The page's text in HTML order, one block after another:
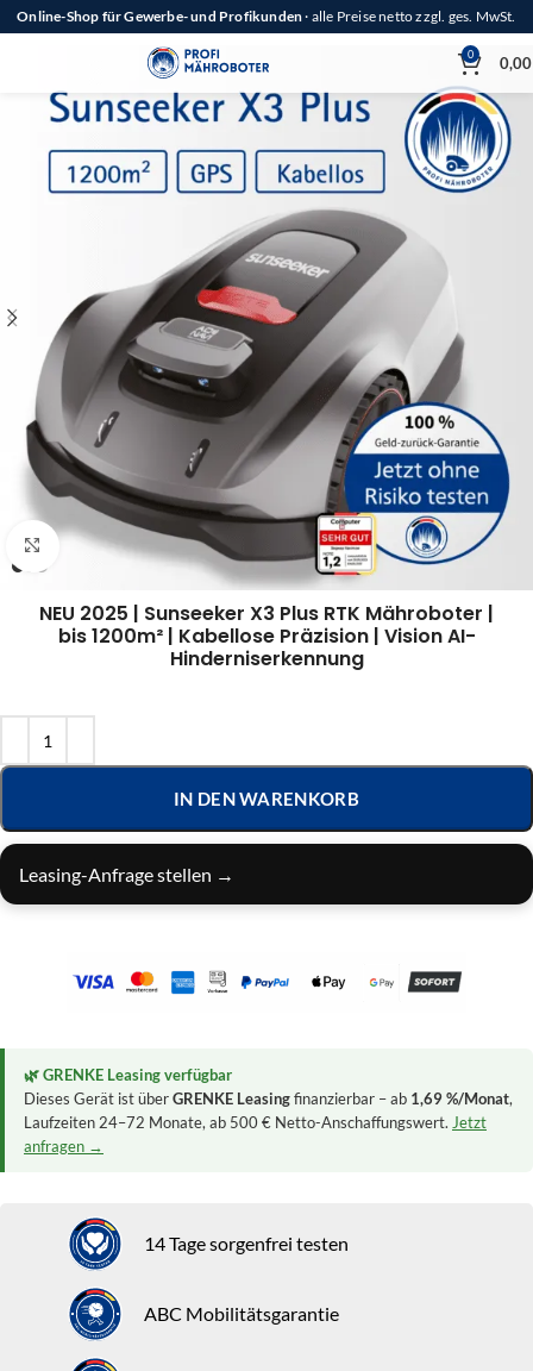
Online-Shop für Gewerbe- und Profikunden· alle Preise netto zzgl. ges. MwSt.
0
Klick zum Vergrößern
NEU 2025 | Sunseeker X3 Plus RTK Mähroboter |
bis 1200m² | Kabellose Präzision | Vision AI-
Hinderniserkennung
IN DEN WARENKORB
Leasing-Anfrage stellen →
🌿 GRENKE Leasing verfügbar
Dieses Gerät ist überGRENKE Leasingfinanzierbar – ab 1,69 %/Monat,
Laufzeiten 24–72 Monate, ab 500 € Netto-Anschaffungswert. Jetzt
anfragen →
14 Tage sorgenfrei testen
ABC Mobilitätsgarantie